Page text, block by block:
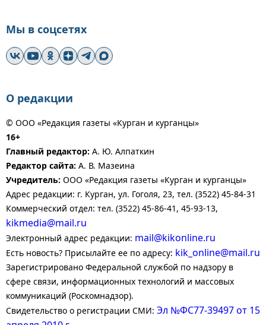
Мы в соцсетях
О редакции
© ООО «Редакция газеты «Курган и курганцы»
16+
Главный редактор: А. Ю. Алпаткин
Редактор сайта: А. В. Мазеина
Учредитель: ООО «Редакция газеты «Курган и курганцы»
Адрес редакции: г. Курган, ул. Гоголя, 23, тел. (3522) 45-84-31
Коммерческий отдел: тел. (3522) 45-86-41, 45-93-13,
kikmedia@mail.ru
Электронный адрес редакции: mail@kikonline.ru
Есть новость? Присылайте ее по адресу: kik_online@mail.ru
Зарегистрировано Федеральной службой по надзору в
сфере связи, информационных технологий и массовых
коммуникаций (Роскомнадзор).
Свидетельство о регистрации СМИ: Эл №ФС77-39497 от 15